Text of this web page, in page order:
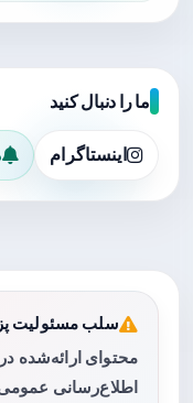
ما را دنبال کنید
اینستاگرام
سلب مسئولیت
محتوای ارائه‌شده
اطلاع‌رسانی